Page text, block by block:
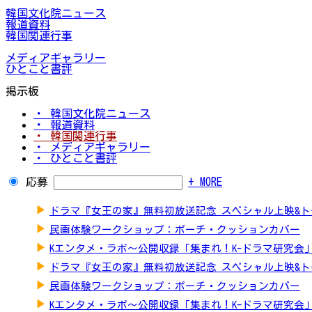
韓国文化院ニュース
報道資料
韓国関連行事
メディアギャラリー
ひとこと書評
掲示板
・ 韓国文化院ニュース
・ 報道資料
・ 韓国関連行事
・ メディアギャラリー
・ ひとこと書評
応募 + MORE
▶ ドラマ『女王の家』無料初放送記念 スペシャル上映&
▶ 民画体験ワークショップ：ポーチ・クッションカバー
▶ Kエンタメ・ラボ～公開収録「集まれ！K-ドラマ研究会」
▶ ドラマ『女王の家』無料初放送記念 スペシャル上映&
▶ 民画体験ワークショップ：ポーチ・クッションカバー
▶ Kエンタメ・ラボ～公開収録「集まれ！K-ドラマ研究会」